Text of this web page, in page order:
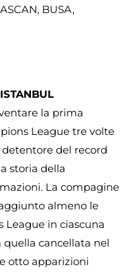
BUSA,
la prima
League tre volte
del record
storia della
La compagine
almeno le
League in ciascuna
quella cancellata nel
otto apparizioni